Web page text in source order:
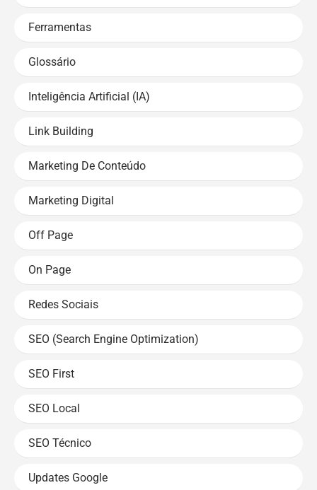
Ferramentas
Glossário
Inteligência Artificial (IA)
Link Building
Marketing De Conteúdo
Marketing Digital
Off Page
On Page
Redes Sociais
SEO (Search Engine Optimization)
SEO First
SEO Local
SEO Técnico
Updates Google